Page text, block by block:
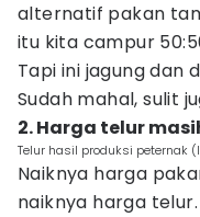
alternatif pakan
itu kita campur
Tapi ini jagung dan
Sudah mahal, sulit
2. Harga telur
Telur hasil produksi peternak
Naiknya harga
naiknya harga